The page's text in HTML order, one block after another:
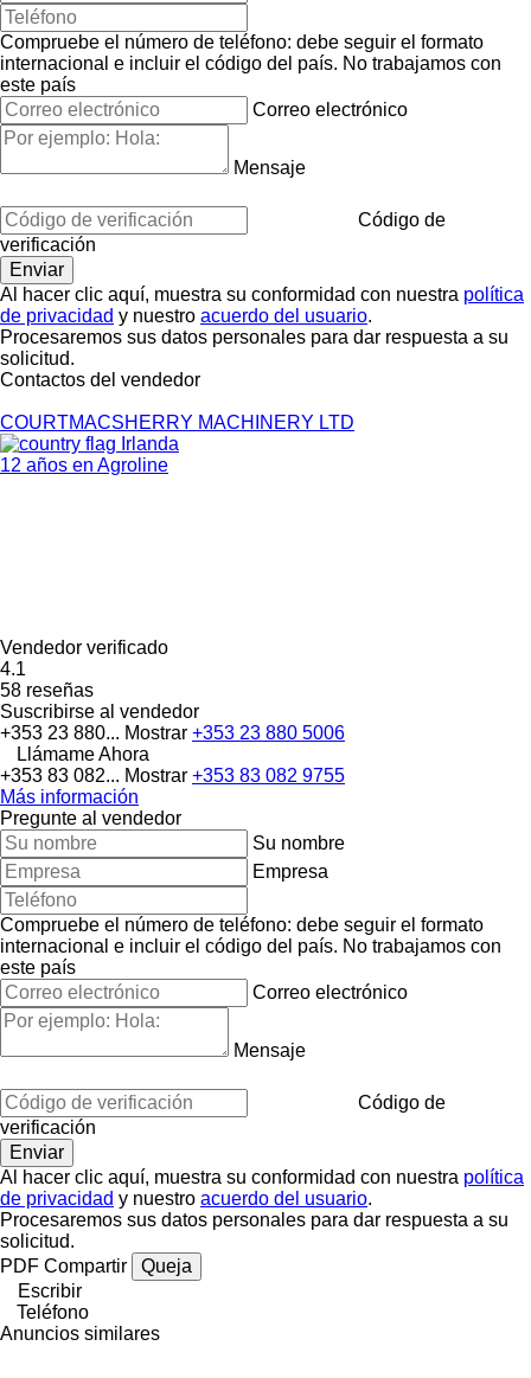
Compruebe el número de teléfono: debe seguir el formato
internacional e incluir el código del país. No trabajamos con
este país
Correo electrónico
Mensaje
Código de
verificación
Al hacer clic aquí, muestra su conformidad con nuestra política
de privacidad y nuestro acuerdo del usuario.
Procesaremos sus datos personales para dar respuesta a su
solicitud.
Contactos del vendedor
COURTMACSHERRY MACHINERY LTD
Irlanda
12 años en Agroline
Vendedor verificado
4.1
58 reseñas
Suscribirse al vendedor
+353 23 880... Mostrar +353 23 880 5006
Llámame Ahora
+353 83 082... Mostrar +353 83 082 9755
Más información
Pregunte al vendedor
Su nombre
Empresa
Compruebe el número de teléfono: debe seguir el formato
internacional e incluir el código del país. No trabajamos con
este país
Correo electrónico
Mensaje
Código de
verificación
Al hacer clic aquí, muestra su conformidad con nuestra política
de privacidad y nuestro acuerdo del usuario.
Procesaremos sus datos personales para dar respuesta a su
solicitud.
PDF Compartir
Queja
Escribir
Teléfono
Anuncios similares